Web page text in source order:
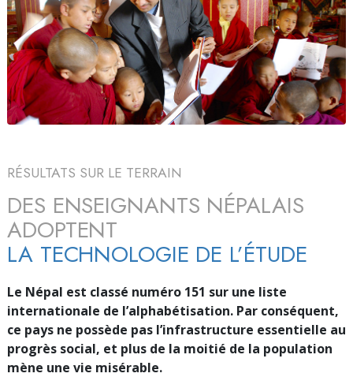
RÉSULTATS SUR LE TERRAIN
DES ENSEIGNANTS NÉPALAIS
ADOPTENT
LA TECHNOLOGIE DE L’ÉTUDE
Le Népal est classé numéro 151 sur une liste
internationale de l’alphabétisation. Par conséquent,
ce pays ne possède pas l’infrastructure essentielle au
progrès social, et plus de la moitié de la population
mène une vie misérable.